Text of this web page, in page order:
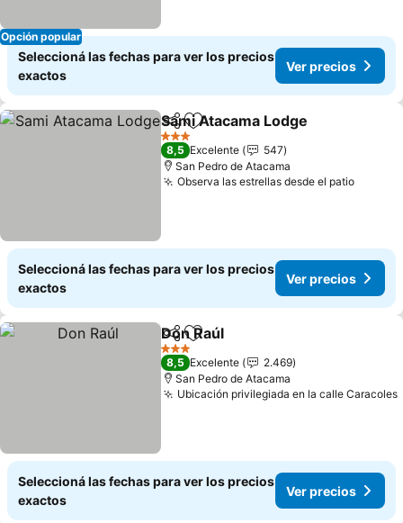
Opción popular
Seleccioná las fechas para ver los precios
exactos
Ver precios
CompartirAñadir a favoritos
Sami Atacama Lodge
3 Estrellas
8,5 Excelente
547
San Pedro de Atacama
Observa las estrellas desde el patioVer
Seleccioná las fechas para ver los precios
exactos
Ver precios
CompartirAñadir a favoritos
Don Raúl
3 Estrellas
8,5 Excelente
2.469
San Pedro de Atacama
Ubicación privilegiada en la calle Caracoles
Seleccioná las fechas para ver los precios
exactos
Ver precios